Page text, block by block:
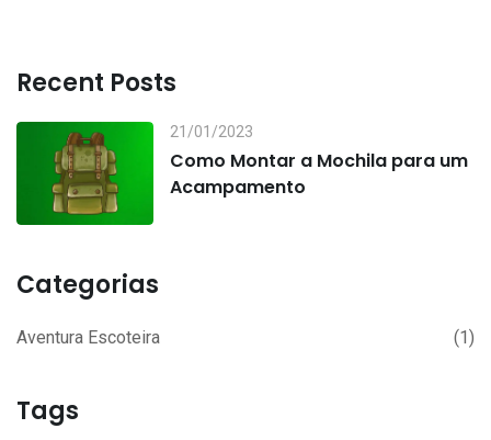
Recent Posts
21/01/2023
Como Montar a Mochila para um
Acampamento
Categorias
Aventura Escoteira (1)
Tags